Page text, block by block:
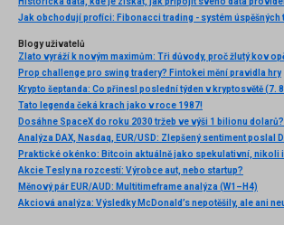
Blogy uživatelů
Prop challenge pro swing tradery? Fintokei mění pravidla hry
Tato legenda čeká krach jako v roce 1987!
Dosáhne SpaceX do roku 2030 tržeb ve výši 1 bilionu dolarů?
Akcie Tesly na rozcestí: Výrobce aut, nebo startup?
Měnový pár EUR/AUD: Multitimeframe analýza (W1–H4)